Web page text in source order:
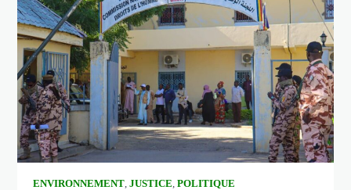
ENVIRONNEMENT ,JUSTICE ,POLITIQUE